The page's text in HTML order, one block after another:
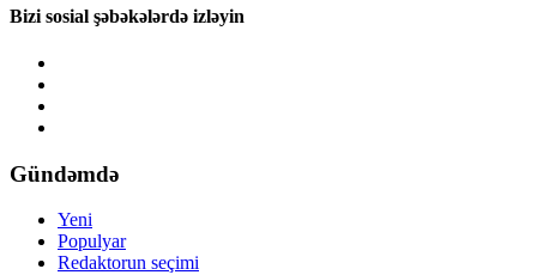
Bizi sosial şəbəkələrdə izləyin
Gündəmdə
Yeni
Populyar
Redaktorun seçimi